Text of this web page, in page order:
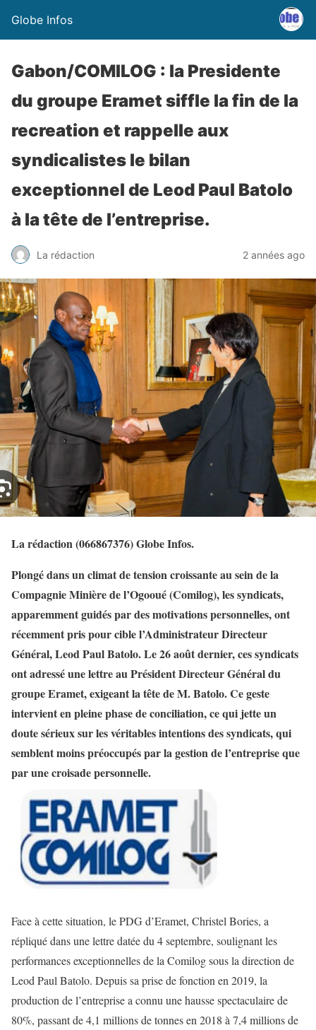
Globe Infos
Gabon/COMILOG : la Presidente
du groupe Eramet siffle la fin de la
recreation et rappelle aux
syndicalistes le bilan
exceptionnel de Leod Paul Batolo
à la tête de l’entreprise.
La rédaction 2 années ago
La rédaction (066867376) Globe Infos.
Plongé dans un climat de tension croissante au sein de la
Compagnie Minière de l’Ogooué (Comilog), les syndicats,
apparemment guidés par des motivations personnelles, ont
récemment pris pour cible l’Administrateur Directeur
Général, Leod Paul Batolo. Le 26 août dernier, ces syndicats
ont adressé une lettre au Président Directeur Général du
groupe Eramet, exigeant la tête de M. Batolo. Ce geste
intervient en pleine phase de conciliation, ce qui jette un
doute sérieux sur les véritables intentions des syndicats, qui
semblent moins préoccupés par la gestion de l’entreprise que
par une croisade personnelle.
Face à cette situation, le PDG d’Eramet, Christel Bories, a
répliqué dans une lettre datée du 4 septembre, soulignant les
performances exceptionnelles de la Comilog sous la direction de
Leod Paul Batolo. Depuis sa prise de fonction en 2019, la
production de l’entreprise a connu une hausse spectaculaire de
80%, passant de 4,1 millions de tonnes en 2018 à 7,4 millions de